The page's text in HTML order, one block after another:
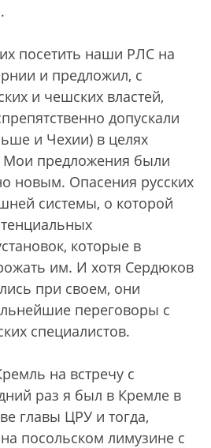
посетить наши РЛС на
и предложил, с
и чешских властей,
допускали
и Чехии) в целях
Мои предложения были
новым. Опасения русских
системы, о которой
которые в
им. И хотя Сердюков
при своем, они
переговоры с
специалистов.
на встречу с
раз я был в Кремле в
главы ЦРУ и тогда,
посольском лимузине с